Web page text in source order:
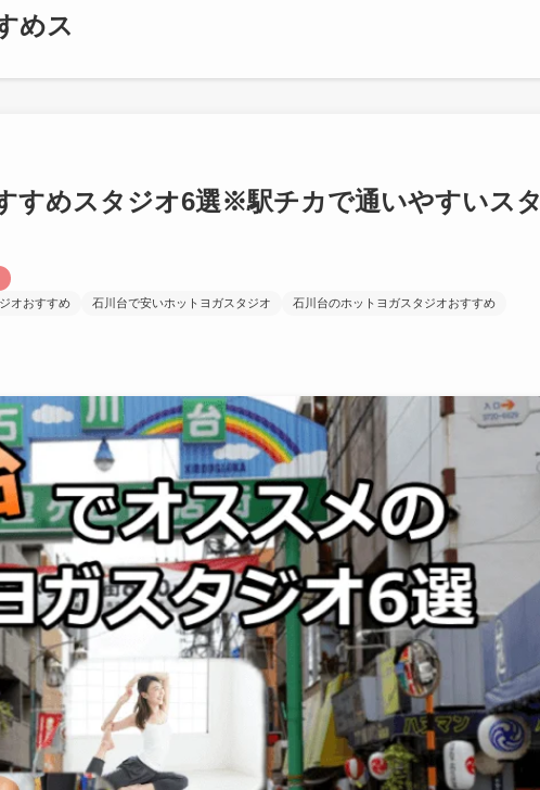
めス
すめスタジオ6選※駅チカで通いやすいスタ
オおすすめ 石川台で安いホットヨガスタジオ
石川台のホットヨガスタジオおすすめ